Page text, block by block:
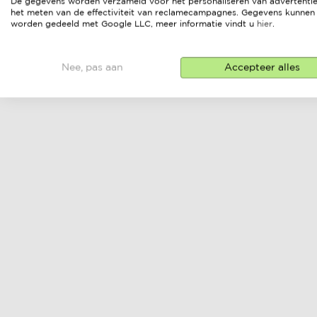
het meten van de effectiviteit van reclamecampagnes. Gegevens kunnen
worden gedeeld met Google LLC, meer informatie vindt u hier.
Nee, pas aan Accepteer alles